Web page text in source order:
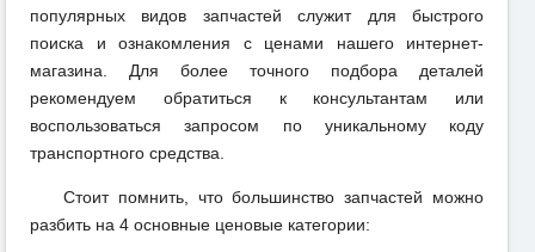
популярных видов запчастей служит для быстрого
поиска и ознакомления с ценами нашего интернет-
магазина. Для более точного подбора деталей
рекомендуем обратиться к консультантам или
воспользоваться запросом по уникальному коду
транспортного средства.
Стоит помнить, что большинство запчастей можно
разбить на 4 основные ценовые категории: